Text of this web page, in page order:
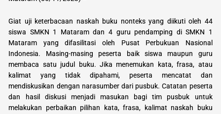
Giat uji keterbacaan naskah buku nonteks yang diikuti oleh 44
siswa SMKN 1 Mataram dan 4 guru pendamping di SMKN 1
Mataram yang difasilitasi oleh Pusat Perbukuan Nasional
Indonesia. Masing-masing peserta baik siswa maupun guru
membaca satu judul buku. Jika menemukan kata, frasa, atau
kalimat yang tidak dipahami, peserta mencatat dan
mendiskusikan dengan narasumber dari pusbuk. Catatan peserta
dan hasil diskusi menjadi masukan bagi tim pusbuk untuk
melakukan perbaikan pilihan kata, frasa, kalimat naskah buku